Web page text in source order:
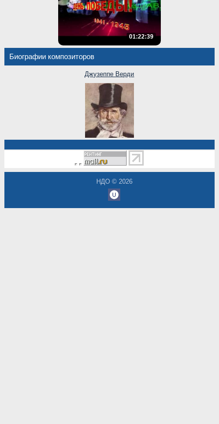
01:22:39
Биографии композиторов
Джузеппе Верди
НДО © 2026